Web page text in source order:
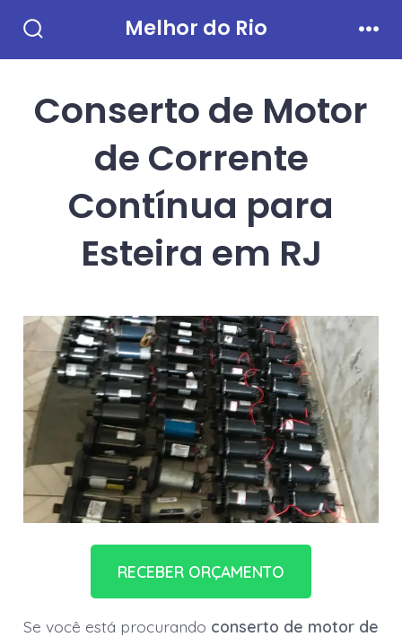
direto
conteúdo
pesquisa
Melhor do Rio
Conserto de Motor
de Corrente
Contínua para
Esteira em RJ
RECEBER ORÇAMENTO
Se você está procurando conserto de motor de